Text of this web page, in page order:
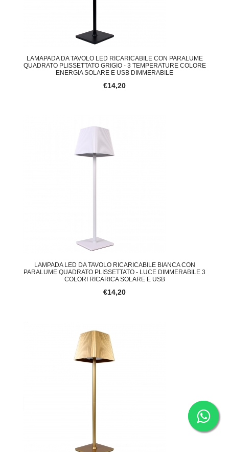
LAMAPADA DA TAVOLO LED RICARICABILE CON PARALUME
QUADRATO PLISSETTATO GRIGIO - 3 TEMPERATURE COLORE
ENERGIA SOLARE E USB DIMMERABILE
€14,20
LAMPADA LED DA TAVOLO RICARICABILE BIANCA CON
PARALUME QUADRATO PLISSETTATO - LUCE DIMMERABILE 3
COLORI RICARICA SOLARE E USB
€14,20